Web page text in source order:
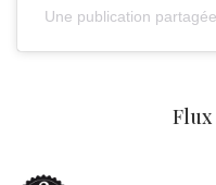
Une publication